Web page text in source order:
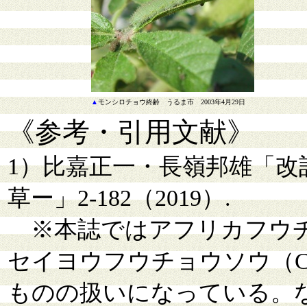
▲モンシロチョウ終齢 うるま市 2003年4月29日
《参考・引用文献》
1）比嘉正一・長嶺邦雄「
草ー」2-182（2019）.
※本誌ではアフリカフウチ
セイヨウフウチョウソウ（
ものの扱いになっている。